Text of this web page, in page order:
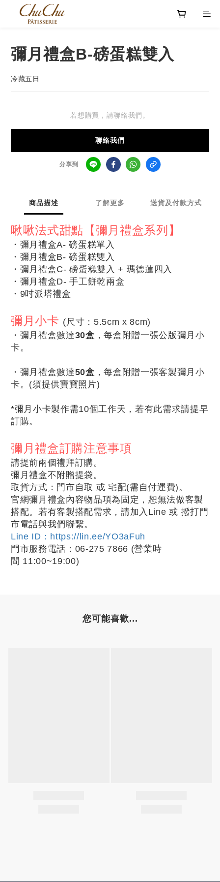
彌月禮盒B-磅蛋糕雙入
冷藏五日
若想購買，請聯絡我們。
聯絡我們
分享到
商品描述 了解更多 送貨及付款方式
啾啾法式甜點【彌月禮盒系列】
・彌月禮盒A- 磅蛋糕單入
・ 彌月禮盒B- 磅蛋糕雙入
・ 彌月禮盒C- 磅蛋糕雙入 + 瑪德蓮四入
・ 彌月禮盒D- 手工餅乾兩盒
・ 9吋派塔禮盒
彌月小卡 (尺寸：5.5cm x 8cm)
・ 彌月禮盒數達30盒 ，每盒附贈一張公版彌月小
卡。
・ 彌月禮盒數達50盒 ，每盒附贈一張客製彌月小
卡。(須提供寶寶照片)
*彌月小卡製作需10個工作天，若有此需求請提早
訂購。
彌月禮盒訂購注意事項
請提前兩個禮拜訂購。
彌月禮盒不附贈提袋。
取貨方式：門市自取 或 宅配(需自付運費)。
官網彌月禮盒內容物品項為固定，恕無法做客製
搭配。若有客製搭配需求，請加入Line 或 撥打門
市電話與我們聯繫。
Line ID：https://lin.ee/YO3aFuh
門市服務電話：06-275 7866 (營業時
間 11:00~19:00)
您可能喜歡...